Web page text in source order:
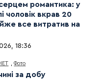
серцем романтика: у
чоловік вкрав 20
все витратив на
18:36
,Фото
за добу